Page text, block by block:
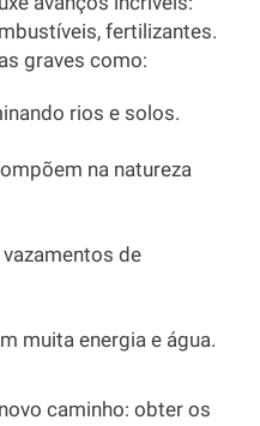
fertilizantes.
graves como:
rios e solos.
na natureza
de
muita energia e água.
caminho: obter os